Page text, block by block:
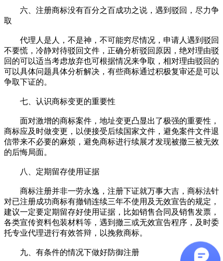
六、注册商标没有百分之百成功之说，遇到驳回，尽力争
取
代理人是人，不是神，不可能穷尽情况，申请人遇到驳回
不要慌，冷静对待驳回文件，正确分析驳回原因，绝对理由驳
回的可以适当考虑放弃也可根据情况来争取，相对理由驳回的
可以具体问题具体分析解决，有些商标通过积极复审还是可以
争取下证的。
七、认识商标变更的重要性
面对激增的商标案件，地址变更凸显出了极强的重要性，
商标应及时做变更，以便接受后续国家文件，避免案件文件退
信带来不必要的麻烦，避免商标进行续展才发现被撤三被无效
的后悔局面。
八、定期留存使用证据
商标注册并非一劳永逸，注册下证就万事大吉，商标法针
对已注册成功商标有撤销连续三年不使用及无效宣告的规定，
建议一定要定期留存好使用证据，比如销售合同及销售发票，
各类宣传资料包装材料等，遇到撤三或无效宣告程序，及时委
托专业代理进行有效答辩，以挽救商标。
九、有条件的情况下做好防御注册